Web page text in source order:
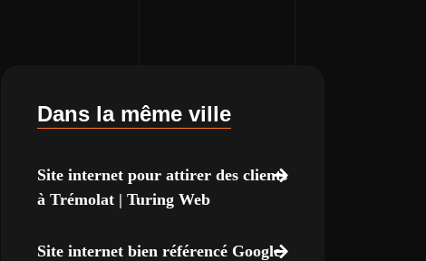
Dans la même ville
Site internet pour attirer des clients
à Trémolat | Turing Web
Site internet bien référencé Google